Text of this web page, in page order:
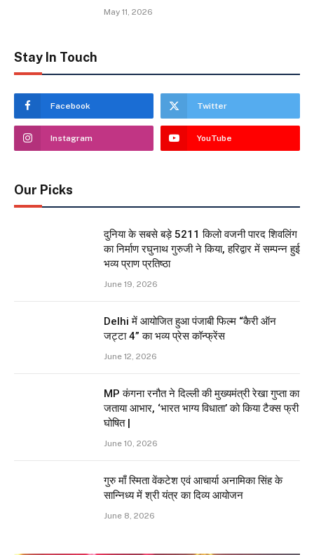
May 11, 2026
Stay In Touch
Facebook Twitter
Instagram YouTube
Our Picks
दुनिया के सबसे बड़े 5211 किलो वजनी पारद शिवलिंग
का निर्माण रघुनाथ गुरुजी ने किया, हरिद्वार में सम्पन्न हुई
भव्य प्राण प्रतिष्ठा
June 19, 2026
Delhi में आयोजित हुआ पंजाबी फिल्म “कैरी ऑन
जट्टा 4” का भव्य प्रेस कॉन्फ्रेंस
June 12, 2026
MP कंगना रनौत ने दिल्ली की मुख्यमंत्री रेखा गुप्ता का
जताया आभार, ‘भारत भाग्य विधाता’ को किया टैक्स फ्री
घोषित |
June 10, 2026
गुरु माँ स्मिता वेंकटेश एवं आचार्या अनामिका सिंह के
सान्निध्य में श्री यंत्र का दिव्य आयोजन
June 8, 2026